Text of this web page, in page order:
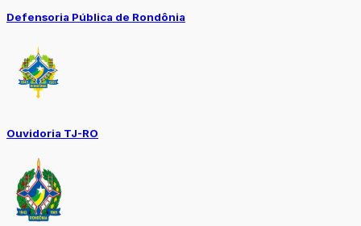
Defensoria Pública de Rondônia
Ouvidoria TJ-RO